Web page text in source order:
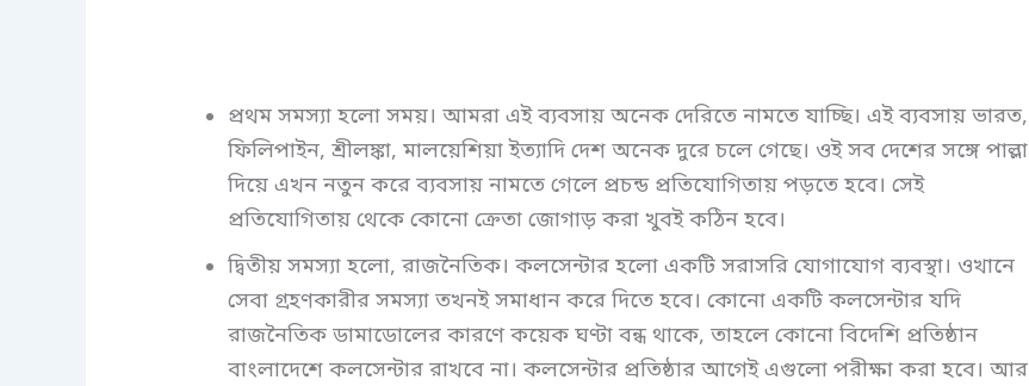
প্রথম সমস্যা হলো সময়। আমরা এই ব্যবসায় অনেক দেরিতে নামতে যাচ্ছি। এই ব্যবসায় ভারত,
ফিলিপাইন, শ্রীলঙ্কা, মালয়েশিয়া ইত্যাদি দেশ অনেক দুরে চলে গেছে। ওই সব দেশের সঙ্গে পাল্লা
দিয়ে এখন নতুন করে ব্যবসায় নামতে গেলে প্রচন্ড প্রতিযোগিতায় পড়তে হবে। সেই
প্রতিযোগিতায় থেকে কোনো ক্রেতা জোগাড় করা খুবই কঠিন হবে।
দ্বিতীয় সমস্যা হলো, রাজনৈতিক। কলসেন্টার হলো একটি সরাসরি যোগাযোগ ব্যবস্থা। ওখানে
সেবা গ্রহণকারীর সমস্যা তখনই সমাধান করে দিতে হবে। কোনো একটি কলসেন্টার যদি
রাজনৈতিক ডামাডোলের কারণে কয়েক ঘণ্টা বন্ধ থাকে, তাহলে কোনো বিদেশি প্রতিষ্ঠান
বাংলাদেশে কলসেন্টার রাখবে না। কলসেন্টার প্রতিষ্ঠার আগেই এগুলো পরীক্ষা করা হবে। আর